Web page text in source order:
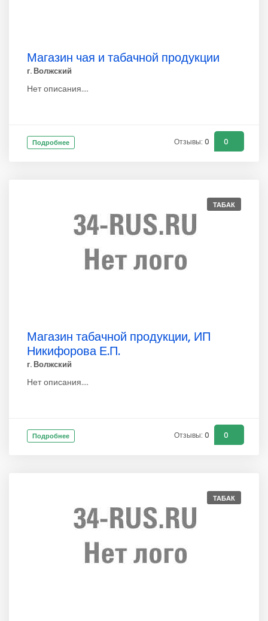
Магазин чая и табачной продукции
г. Волжский
Нет описания....
Подробнее Отзывы: 0 0
ТАБАК
Магазин табачной продукции, ИП
Никифорова Е.П.
г. Волжский
Нет описания....
Подробнее Отзывы: 0 0
ТАБАК